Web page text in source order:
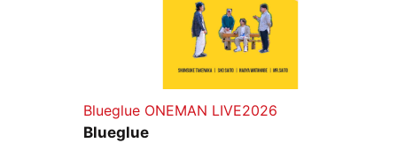
Blueglue ONEMAN LIVE2026
Blueglue